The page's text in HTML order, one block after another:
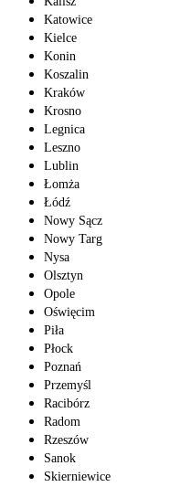
Katowice
Kielce
Konin
Koszalin
Kraków
Krosno
Legnica
Leszno
Lublin
Łomża
Łódź
Nowy Sącz
Nowy Targ
Nysa
Olsztyn
Opole
Oświęcim
Piła
Płock
Poznań
Przemyśl
Racibórz
Radom
Rzeszów
Sanok
Skierniewice